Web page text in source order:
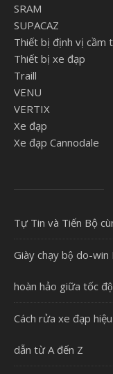
SRAM
SUPACAZ
Thiết bị định vị cầm
Thiết bị xe đạp
Traill
VENU
VERTIX
Xe đạp
Xe đạp Cannodale
Tự Tin và Tiến Bộ
Giày chạy bộ do-
hoàn hảo giữa tốc
Cách rửa xe đạp
dẫn từ A đến Z